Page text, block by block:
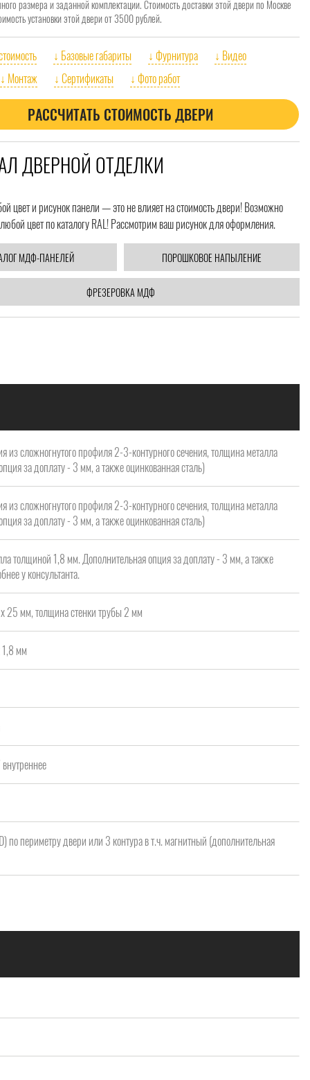
размера и заданной комплектации. Стоимость доставки этой двери по Москве
установки этой двери от 3500 рублей.
↓ Базовые габариты ↓ Фурнитура
↓ Видео
↓ Монтаж ↓ Сертификаты ↓ Фото работ
РАССЧИТАТЬ СТОИМОСТЬ ДВЕРИ
ДВЕРНОЙ ОТДЕЛКИ
цвет и рисунок панели — это не влияет на стоимость двери! Возможно
цвет по каталогу RAL! Рассмотрим ваш рисунок для оформления.
МДФ-ПАНЕЛЕЙ ПОРОШКОВОЕ НАПЫЛЕНИЕ
ФРЕЗЕРОВКА МДФ
из сложногнутого профиля 2-3-контурного сечения, толщина металла
за доплату - 3 мм, а также оцинкованная сталь)
из сложногнутого профиля 2-3-контурного сечения, толщина металла
за доплату - 3 мм, а также оцинкованная сталь)
толщиной 1,8 мм. Дополнительная опция за доплату - 3 мм, а также
у консультанта.
25 мм, толщина стенки трубы 2 мм
1,8 мм
по периметру двери или 3 контура в т.ч. магнитный (дополнительная